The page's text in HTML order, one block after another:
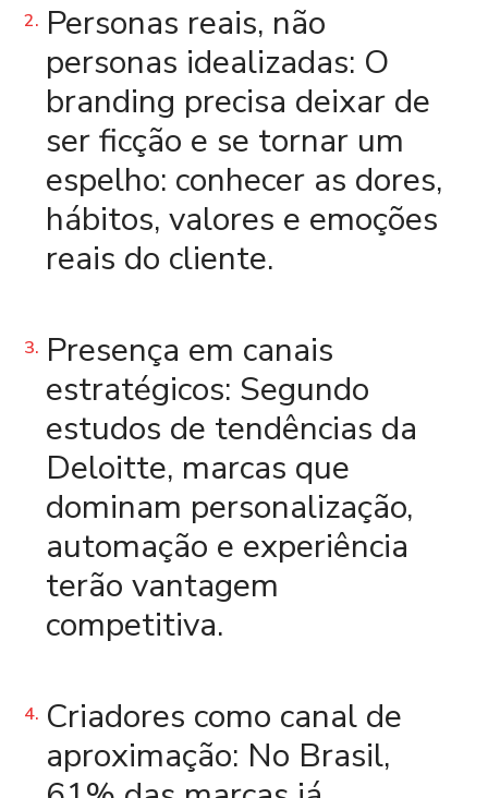
Personas reais, não
personas idealizadas: O
branding precisa deixar de
ser ficção e se tornar um
espelho: conhecer as dores,
hábitos, valores e emoções
reais do cliente.
Presença em canais
estratégicos: Segundo
estudos de tendências da
Deloitte, marcas que
dominam personalização,
automação e experiência
terão vantagem
competitiva.
Criadores como canal de
aproximação: No Brasil,